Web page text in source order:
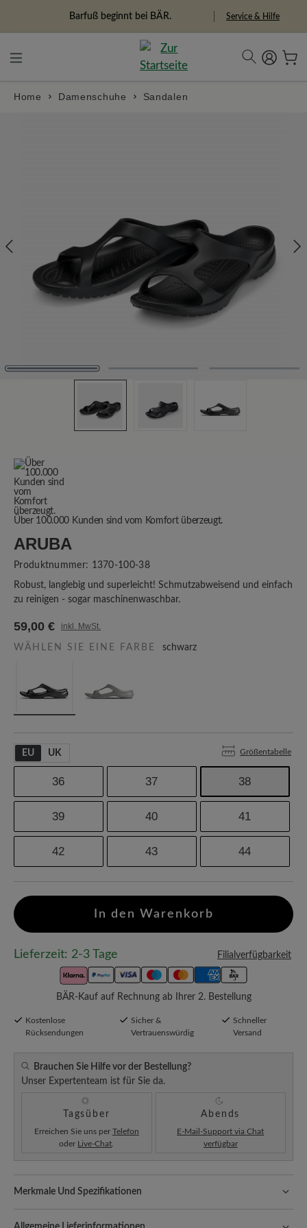
Freiheitspioniere Service & Hilfe
Home Damenschuhe Sandalen
Über 100.000 Kunden sind vom Komfort überzeugt.
ARUBA
Produktnummer: 1370-100-38
Robust, langlebig und superleicht! Schmutzabweisend und einfach
zu reinigen - sogar maschinenwaschbar.
59,00 € inkl. MwSt.
WÄHLEN SIE EINE FARBE schwarz
EU UK Größentabelle
36 37 38
39 40 41
42 43 44
In den Warenkorb
Lieferzeit: 2-3 Tage Filialverfügbarkeit
BÄR-Kauf auf Rechnung ab Ihrer 2. Bestellung
Kostenlose
Rücksendungen
Sicher &
Vertrauenswürdig
Schneller
Versand
Brauchen Sie Hilfe vor der Bestellung?
Unser Expertenteam ist für Sie da.
Tagsüber
Erreichen Sie uns per Telefon
oder Live-Chat
Abends
E-Mail-Support via Chat
verfügbar
Merkmale Und Spezifikationen
Natürlich geformte Schuhe, handgefertigt hergestellt.